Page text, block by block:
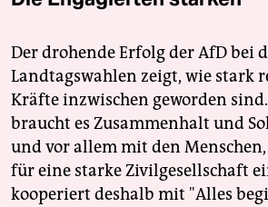
Der drohende Erfolg der AfD bei
Landtagswahlen zeigt, wie stark
Kräfte inzwischen geworden
braucht es Zusammenhalt und
und vor allem mit den
für eine starke Zivilgesellschaft
kooperiert deshalb mit "Alles